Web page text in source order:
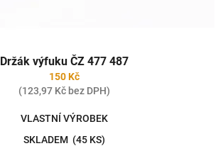
Držák výfuku ČZ 477 487
150 Kč
(123,97 Kč bez DPH)
VLASTNÍ VÝROBEK
SKLADEM (45 KS)